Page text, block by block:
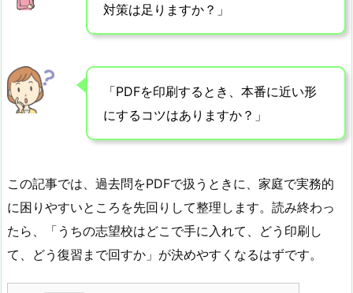
対策は足りますか？」
「PDFを印刷するとき、本番に近い形
にするコツはありますか？」
この記事では、過去問をPDFで扱うときに、家庭で実務的
に困りやすいところを先回りして整理します。読み終わっ
たら、「うちの志望校はどこで手に入れて、どう印刷し
て、どう復習まで回すか」が決めやすくなるはずです。